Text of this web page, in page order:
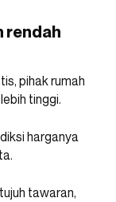
rendah
pihak rumah
tinggi.
harganya
tawaran,